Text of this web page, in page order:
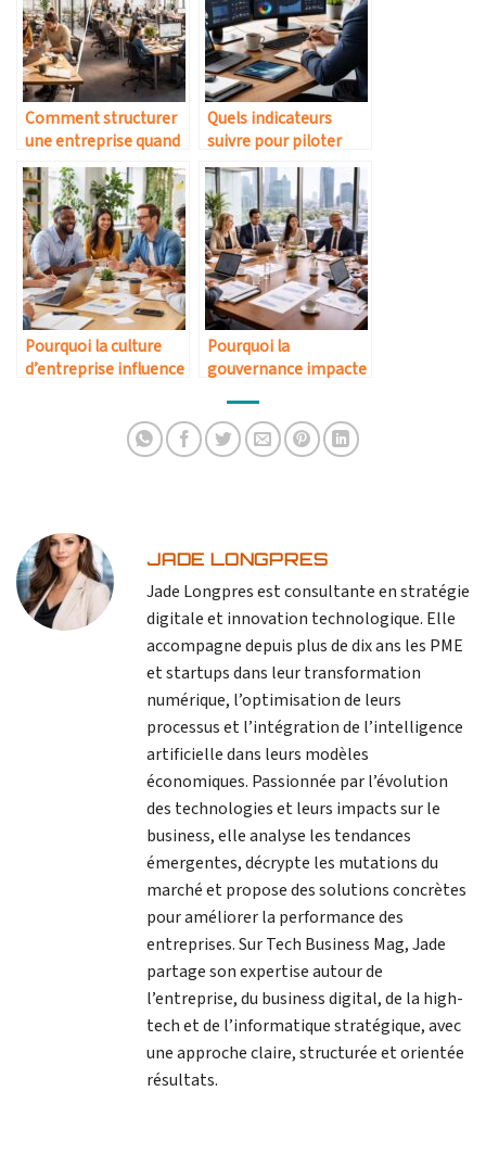
Comment structurer
une entreprise quand
on passe de 3 à 20
salariés
Quels indicateurs
suivre pour piloter
une entreprise en
croissance
Pourquoi la culture
d’entreprise influence
Pourquoi la
gouvernance impacte
terme
JADE LONGPRES
Jade Longpres est consultante en stratégie
digitale et innovation technologique. Elle
accompagne depuis plus de dix ans les PME
et startups dans leur transformation
numérique, l’optimisation de leurs
processus et l’intégration de l’intelligence
artificielle dans leurs modèles
économiques. Passionnée par l’évolution
des technologies et leurs impacts sur le
business, elle analyse les tendances
émergentes, décrypte les mutations du
marché et propose des solutions concrètes
pour améliorer la performance des
entreprises. Sur Tech Business Mag, Jade
partage son expertise autour de
l’entreprise, du business digital, de la high-
tech et de l’informatique stratégique, avec
une approche claire, structurée et orientée
résultats.